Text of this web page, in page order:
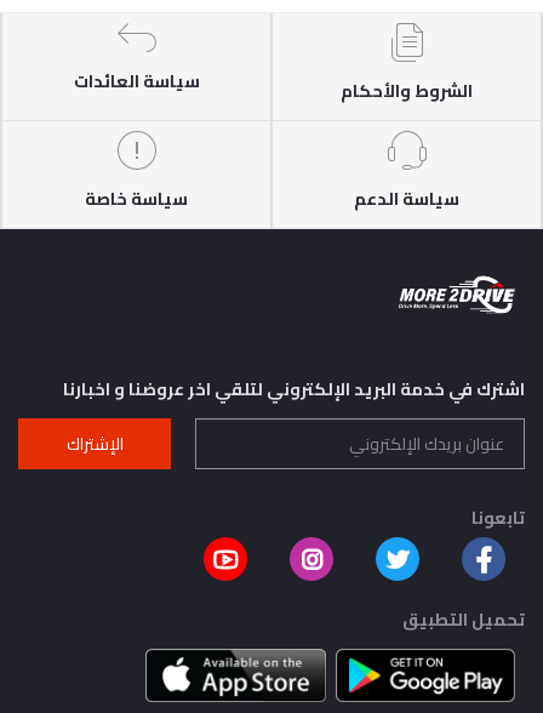
الشروط والأحكام سياسة العائدات
سياسة الدعم سياسة خاصة
اشترك في خدمة البريد الإلكتروني لتلقي اخر عروضنا و اخبارنا
الإشتراك
تابعونا
تحميل التطبيق